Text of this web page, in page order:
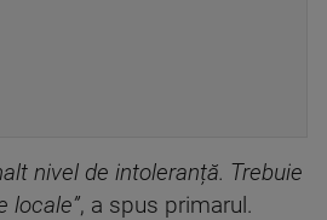
nivel de intoleranță. Trebuie
locale”, a spus primarul.